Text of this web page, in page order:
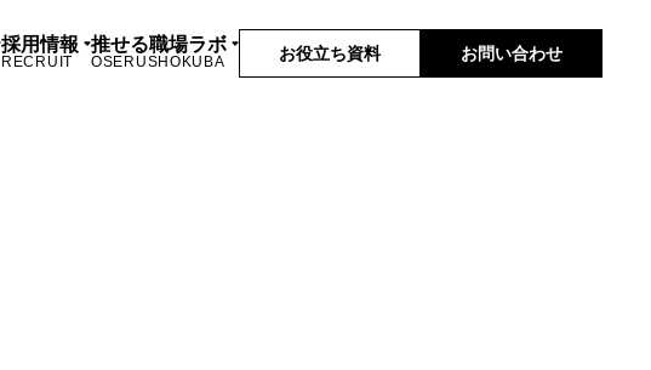
採用情報
RECRUIT
推せる職場ラボ
OSERUSHOKUBA お役立ち資料 お問い合わせ